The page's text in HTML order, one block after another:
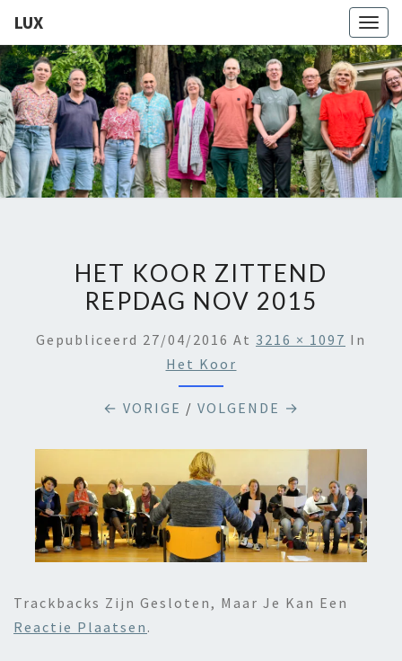
LUX
LUX
Kamerkoor
Onder
Leiding
Van
Angeliki
Ploka
HET KOOR ZITTEND
REPDAG NOV 2015
Gepubliceerd 27/04/2016 At 3216 × 1097 In
Het Koor
← VORIGE / VOLGENDE →
Trackbacks Zijn Gesloten, Maar Je Kan Een
Reactie Plaatsen .